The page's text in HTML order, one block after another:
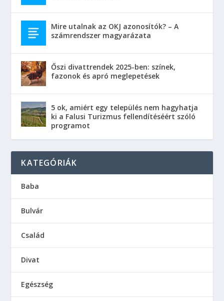
Mire utalnak az OKJ azonosítók? – A
számrendszer magyarázata
Őszi divattrendek 2025-ben: színek,
fazonok és apró meglepetések
5 ok, amiért egy település nem hagyhatja
ki a Falusi Turizmus fellendítéséért szóló
programot
KATEGÓRIÁK
Baba
Bulvár
Család
Divat
Egészség